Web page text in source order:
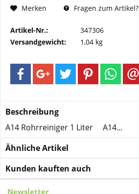
Merken Fragen zum Artikel?
Artikel-Nr.:
347306
Versandgewicht:
1,04 kg
Beschreibung
A14 Rohrreiniger 1 Liter A14...
Ähnliche Artikel
Kunden kauften auch
Newsletter